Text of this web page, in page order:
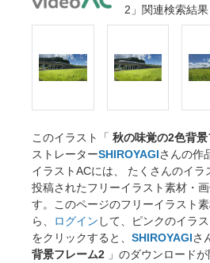
2」関連検索結果
このイラスト「 秋の味覚の2色背
ストレーターSHIROYAGIさんの作
イラストACには、 たくさんのイラ
投稿されたフリーイラスト素材・
す。このページのフリーイラスト
ら、
ログイン して、ピンクのイラ
をクリックすると、 SHIROYAGIさ
背景フレーム2 」のダウンロードが